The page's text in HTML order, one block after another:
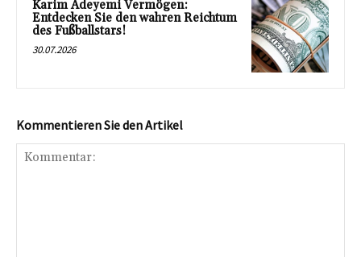
Karim Adeyemi Vermögen:
Entdecken Sie den wahren Reichtum
des Fußballstars!
30.07.2026
Kommentieren Sie den Artikel